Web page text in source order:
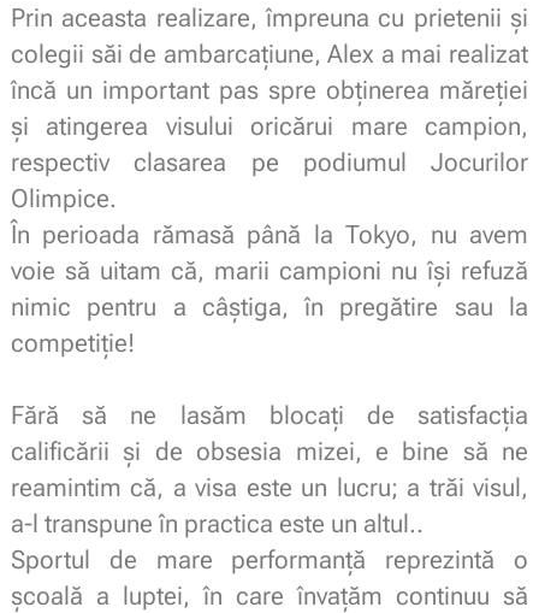
Prin aceasta realizare, împreuna cu prietenii și
colegii săi de ambarcațiune, Alex a mai realizat
încă un important pas spre obținerea măreției
și atingerea visului oricărui mare campion,
respectiv clasarea pe podiumul Jocurilor
Olimpice.
În perioada rămasă până la Tokyo, nu avem
voie să uitam că, marii campioni nu își refuză
nimic pentru a câștiga, în pregătire sau la
competiție!
Fără să ne lasăm blocați de satisfacția
calificării și de obsesia mizei, e bine să ne
reamintim că, a visa este un lucru; a trăi visul,
a-l transpune în practica este un altul..
Sportul de mare performanță reprezintă o
școală a luptei, în care învațăm continuu să